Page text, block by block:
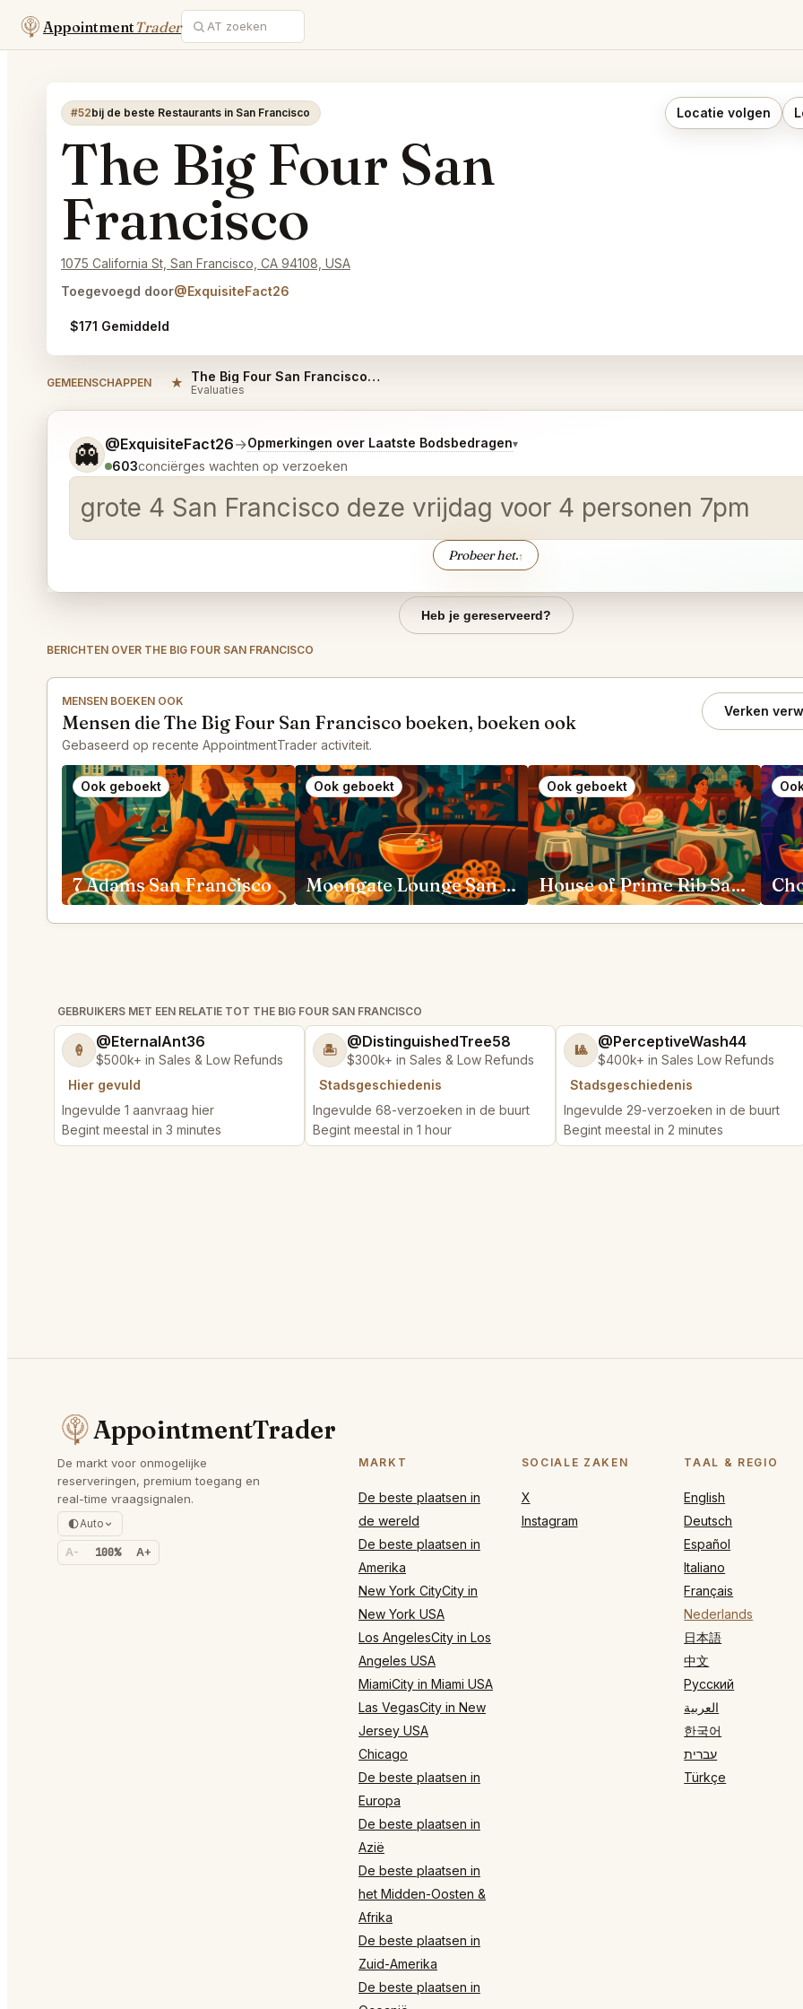
AppointmentTrader
#52bij de beste Restaurants in San Francisco Locatie volgen
The Big Four San
Francisco
1075 California St, San Francisco, CA 94108, USA
Toegevoegd door@ExquisiteFact26
$171 Gemiddeld
GEMEENSCHAPPEN ★ The Big Four San Francisco Reviews
Evaluaties
👻 @ExquisiteFact26→Opmerkingen over Laatste Bodsbedragen▾
603conciërges wachten op verzoeken
grote 4 San Francisco deze vrijdag voor 4 personen 7pm
Probeer het.↑
Vertel me wat je wilt.
Heb je gereserveerd?
BERICHTEN OVER THE BIG FOUR SAN FRANCISCO
MENSEN BOEKEN OOK
Mensen die The Big Four San Francisco boeken, boeken ook
Gebaseerd op recente AppointmentTrader activiteit.
Verken
Ook geboekt
7 Adams San Francisco
Ook geboekt
Moongate Lounge San Francisco
Ook geboekt
House of Prime Rib San Francisco
GEBRUIKERS MET EEN RELATIE TOT THE BIG FOUR SAN FRANCISCO
🍦 @EternalAnt36
$500k+ in Sales & Low Refunds
Hier gevuld
Ingevulde 1 aanvraag hier
Begint meestal in 3 minutes
🏝️ @DistinguishedTree58
$300k+ in Sales & Low Refunds
Stadsgeschiedenis
Ingevulde 68-verzoeken in de buurt
Begint meestal in 1 hour
🎱 @PerceptiveWash44
$400k+ in Sales Low Refunds
Stadsgeschiedenis
Ingevulde 29-verzoeken in de buurt
Begint meestal in 2 minutes
AppointmentTrader
De markt voor onmogelijke
reserveringen, premium toegang en
real-time vraagsignalen.
Auto
A- 100% A+
MARKT
De beste plaatsen in
de wereld
De beste plaatsen in
Amerika
New York CityCity in
New York USA
Los AngelesCity in Los
Angeles USA
MiamiCity in Miami USA
Las VegasCity in New
Jersey USA
Chicago
De beste plaatsen in
Europa
De beste plaatsen in
Azië
De beste plaatsen in
het Midden-Oosten &
Afrika
De beste plaatsen in
Zuid-Amerika
De beste plaatsen in
SOCIALE ZAKEN
X
Instagram
TAAL & REGIO
English
Deutsch
Español
Italiano
Français
Nederlands
日本語
中文
Русский
العربية
한국어
עברית
Türkçe